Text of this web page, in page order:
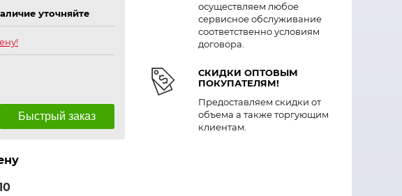
уточняйте
Быстрый заказ
осуществляем любое
сервисное обслуживание
соответственно условиям
договора.
СКИДКИ ОПТОВЫМ
ПОКУПАТЕЛЯМ!
Предоставляем скидки от
объема а также торгующим
клиентам.